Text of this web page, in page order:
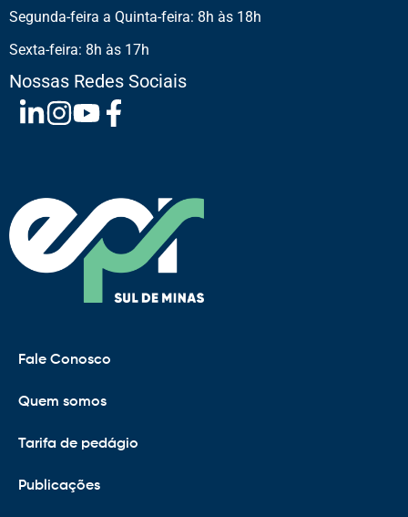
Segunda-feira a Quinta-feira: 8h às 18h
Sexta-feira: 8h às 17h
Nossas Redes Sociais
Fale Conosco
Quem somos
Tarifa de pedágio
Publicações